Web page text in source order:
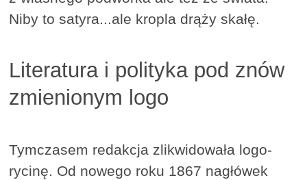
Niby to satyra...ale kropla drąży skałę.
Literatura i polityka pod znów
zmienionym logo
Tymczasem redakcja zlikwidowała logo-
rycinę. Od nowego roku 1867 nagłówek